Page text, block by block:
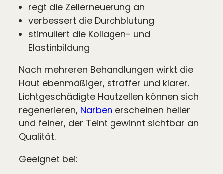
regt die Zellerneuerung an
verbessert die Durchblutung
stimuliert die Kollagen- und
Elastinbildung
Nach mehreren Behandlungen wirkt die
Haut ebenmäßiger, straffer und klarer.
Lichtgeschädigte Hautzellen können sich
regenerieren, Narben erscheinen heller
und feiner, der Teint gewinnt sichtbar an
Qualität.
Geeignet bei: